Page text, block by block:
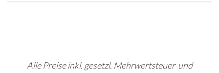
Alle Preise inkl. gesetzl. Mehrwertsteuer und